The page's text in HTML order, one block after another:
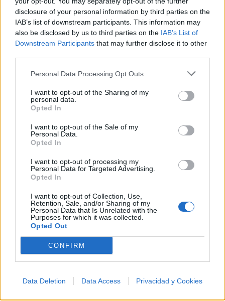
disclosure of your personal information by third parties on the
IAB’s list of downstream participants. This information may
also be disclosed by us to third parties on the IAB’s List of
Downstream Participants that may further disclose it to other
Personal Data Processing Opt Outs
I want to opt-out of the Sharing of my
personal data.
Opted In
I want to opt-out of the Sale of my
Personal Data.
Opted In
I want to opt-out of processing my
Personal Data for Targeted Advertising.
Opted In
I want to opt-out of Collection, Use,
Retention, Sale, and/or Sharing of my
Personal Data that Is Unrelated with the
Purposes for which it was collected.
Opted Out
CONFIRM
Data Deletion Data Access Privacidad y Cookies
Añadir un comentario ...
🪐🚀 Canciones para Ver las Estrellas:
Psicodelia y Space Rock 🎸✨
🌌🚀 Viaje intergaláctico: la mejor selección de
psicodelia, space rock y atmósferas cósmicas para
al firmamento y siente la gravedad cero. 💾 ¡Guarda
esta colección para tu próxima noche estrellada!
✨⭐
Letras Top Artistas Playlists
N O P Q R S T U W
Z #